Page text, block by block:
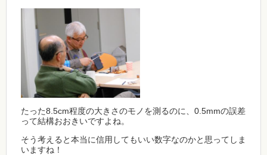
たった8.5cm程度の大きさのモノを測るのに、0.5mmの誤差
って結構おおきいですよね。
そう考えると本当に信用してもいい数字なのかと思ってしま
いますね！